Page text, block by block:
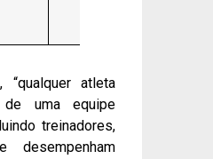
“qualquer atleta
uma equipe
treinadores,
desempenham